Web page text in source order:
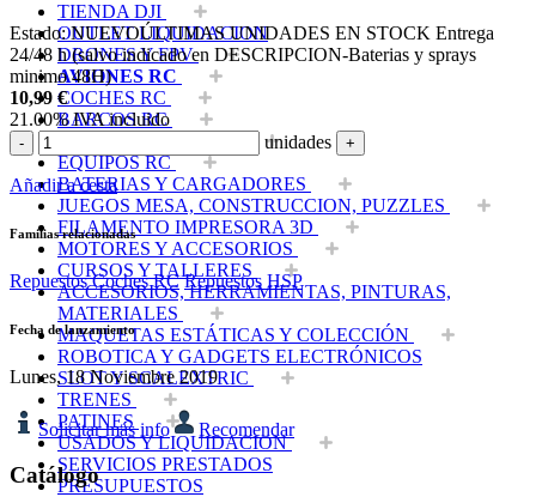
TIENDA DJI
OUTLET LIQUIDACION
DRONES Y FPV
AVIONES RC
COCHES RC
BARCOS RC
EQUIPOS RC
BATERIAS Y CARGADORES
JUEGOS MESA, CONSTRUCCION, PUZZLES
FILAMENTO IMPRESORA 3D
MOTORES Y ACCESORIOS
CURSOS Y TALLERES
ACCESORIOS, HERRAMIENTAS, PINTURAS,
MATERIALES
MAQUETAS ESTÁTICAS Y COLECCIÓN
ROBOTICA Y GADGETS ELECTRÓNICOS
SLOT Y SCALEXTRIC
TRENES
PATINES
USADOS Y LIQUIDACION
SERVICIOS PRESTADOS
PRESUPUESTOS
Estado:NUEVOÚLTIMAS UNIDADES EN STOCK Entrega
24/48 h (salvo indicado en DESCRIPCION-Baterias y sprays
minimo 48H)
10,99 €
21.00%IVA incluido
- unidades +
Añadir a cesta
Familias relacionadas
Repuestos Coches RC Repuestos HSP
Fecha de lanzamiento
Lunes, 18 Noviembre 2019
Solicitar más info Recomendar
Catálogo